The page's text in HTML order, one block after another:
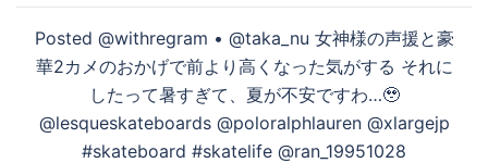
Posted @withregram • @taka_nu 女神様の声援と豪
華2カメのおかげで前より高くなった気がする それに
したって暑すぎて、夏が不安ですわ…🥹
@lesqueskateboards @poloralphlauren @xlargejp
#skateboard #skatelife @ran_19951028